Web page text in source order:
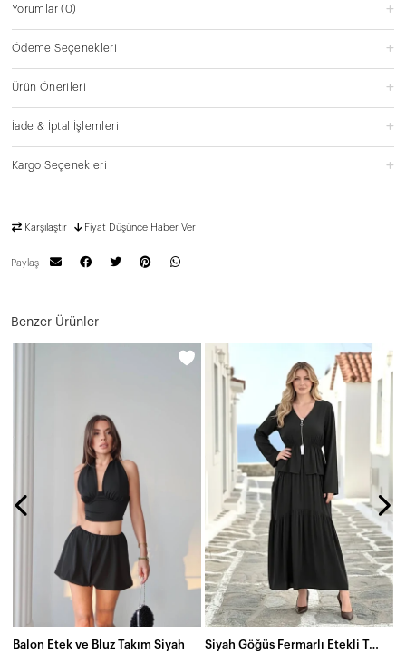
Yorumlar(0)
Ödeme Seçenekleri
Ürün Önerileri
İade & İptal İşlemleri
Kargo Seçenekleri
Karşılaştır Fiyat Düşünce Haber Ver
Paylaş
Benzer Ürünler
Balon Etek ve Bluz Takım Siyah Siyah Göğüs Fermarlı Etekli Takım